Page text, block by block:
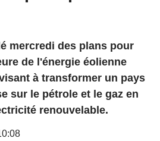
mercredi des plans pour
de l'énergie éolienne
à transformer un pays
sur le pétrole et le gaz en
renouvelable.